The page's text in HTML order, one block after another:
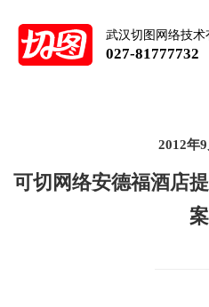
武汉切图网络技术
027-81777732
2012年9
可切网络安德福酒店
案